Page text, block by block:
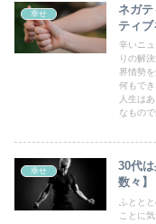
幸せ
ネガ
ティブ
辛いニ
りの解
界情勢
何もで
人生は
なもので
幸せ
30代
数々】
ふとと
ことに